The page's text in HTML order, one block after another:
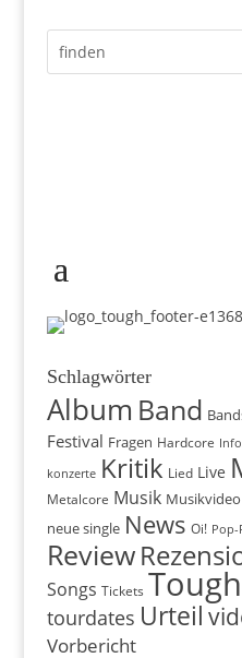
Schlagwörter
Album Band
Festival Fragen Hardcore
konzerte Kritik Lied Live
Metalcore Musik Musikvideo
neue single News Oi! Pop-
Review
Songs Tickets
tourdates Urteil
Vorbericht